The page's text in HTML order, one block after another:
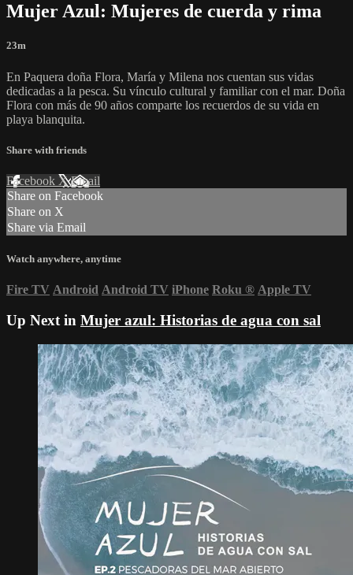
Mujer Azul: Mujeres de cuerda y rima
23m
En Paquera doña Flora, María y Milena nos cuentan sus vidas
dedicadas a la pesca. Su vínculo cultural y familiar con el mar. Doña
Flora con más de 90 años comparte los recuerdos de su vida en
playa blanquita.
Share with friends
Facebook XEmail
Share on Facebook
Share on X
Share via Email
Watch anywhere, anytime
Fire TV Android Android TV iPhone Roku ® Apple TV
Up Next in Mujer azul: Historias de agua con sal